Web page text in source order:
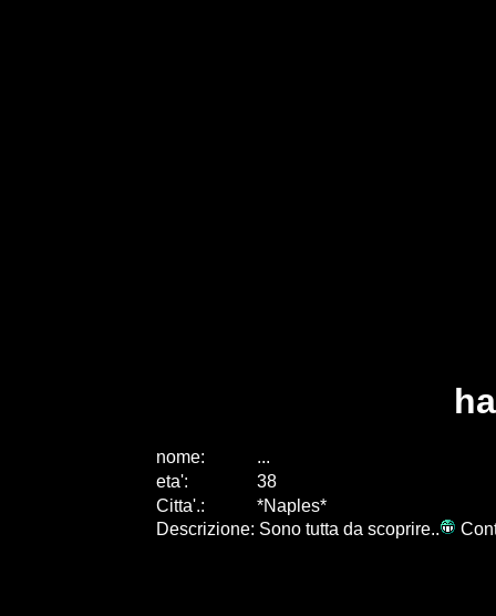
nome:
...
eta':
38
Citta'.:
*Naples*
Descrizione: Sono tutta da scoprire..